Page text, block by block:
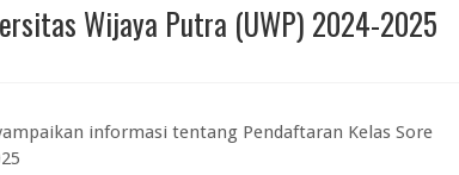
Wijaya Putra (UWP) 2024-2025
informasi tentang Pendaftaran Kelas Sore